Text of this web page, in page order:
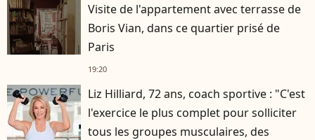
Visite de l'appartement avec terrasse de
Boris Vian, dans ce quartier prisé de
Paris
19:20
Liz Hilliard, 72 ans, coach sportive : "C'est
l'exercice le plus complet pour solliciter
tous les groupes musculaires, des